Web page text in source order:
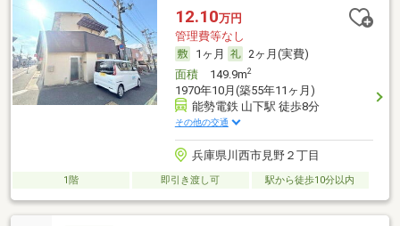
12.10万円
管理費等なし
1ヶ月
2ヶ月(実費)
面積149.9m2
1970年10月(築55年11ヶ月)
能勢電鉄 山下駅 徒歩8分
その他の交通
兵庫県川西市見野２丁目
1階 即引き渡し可 駅から徒歩10分以内